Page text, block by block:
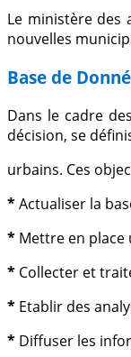
Le ministère des
nouvelles
Base de
Dans le cadre
décision, se
urbains. Ces
*Actualiser la
* Mettre en place
* Collecter et
* Etablir des
* Diffuser les